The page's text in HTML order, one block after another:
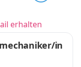
erhalten
in